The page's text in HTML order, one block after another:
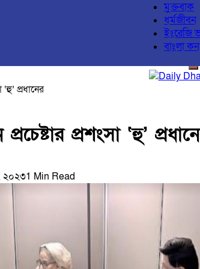
মুক্তবাক
ধর্মজীবন
ইংরেজি
বাংলা
‘হু’ প্রধানের
প্রশংসা ‘হু’
২০২৩1 Min Read